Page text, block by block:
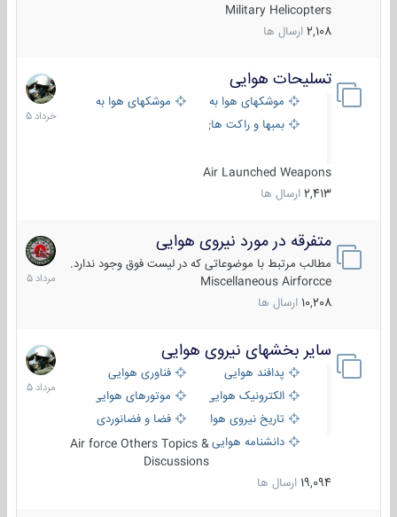
Military Helicopters
2,108 ارسال ها
تسلیحات هوایی
موشکهای هوا به هوا
موشکهای هوا به سطح
بمبها و راکت های هوایی
Air Launched Weapons
2,413 ارسال ها
30
خرداد
1405
متفرقه در مورد نیروی هوایی
مطالب مرتبط با موضوعاتی که در لیست فوق وجود ندارد.
Miscellaneous Airforcce
10,208 ارسال ها
7
مرداد
1405
سایر بخشهای نیروی هوایی
پدافند هوایی
فناوری هوایی
الکترونیک هوایی
موتورهای هوایی
تاریخ نیروی هوایی
فضا و فضانوردی
دانشنامه هواییAir force Others Topics &
Discussions
19,094 ارسال ها
2
مرداد
1405